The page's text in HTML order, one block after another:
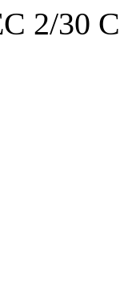
2/30